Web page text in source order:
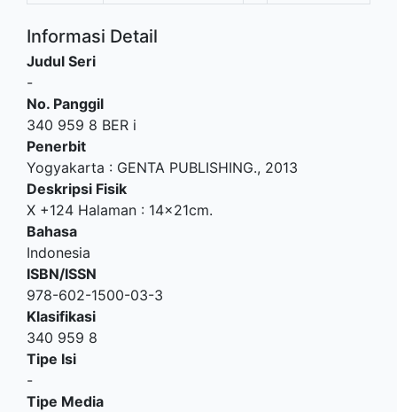
Informasi Detail
Judul Seri
-
No. Panggil
340 959 8 BER i
Penerbit
Yogyakarta : GENTA PUBLISHING., 2013
Deskripsi Fisik
X +124 Halaman : 14x21cm.
Bahasa
Indonesia
ISBN/ISSN
978-602-1500-03-3
Klasifikasi
340 959 8
Tipe Isi
-
Tipe Media